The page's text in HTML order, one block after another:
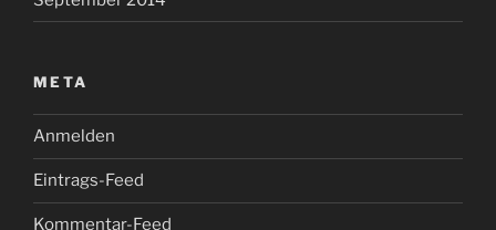
META
Anmelden
Eintrags-Feed
Kommentar-Feed